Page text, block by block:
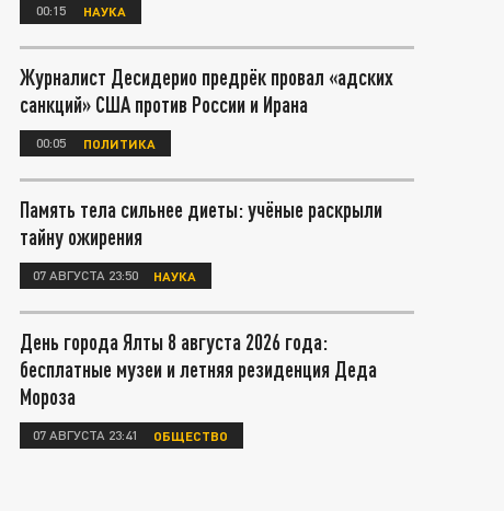
00:15 НАУКА
Журналист Десидерио предрёк провал «адских
санкций» США против России и Ирана
00:05 ПОЛИТИКА
Память тела сильнее диеты: учёные раскрыли
тайну ожирения
07 АВГУСТА 23:50 НАУКА
День города Ялты 8 августа 2026 года:
бесплатные музеи и летняя резиденция Деда
Мороза
07 АВГУСТА 23:41 ОБЩЕСТВО